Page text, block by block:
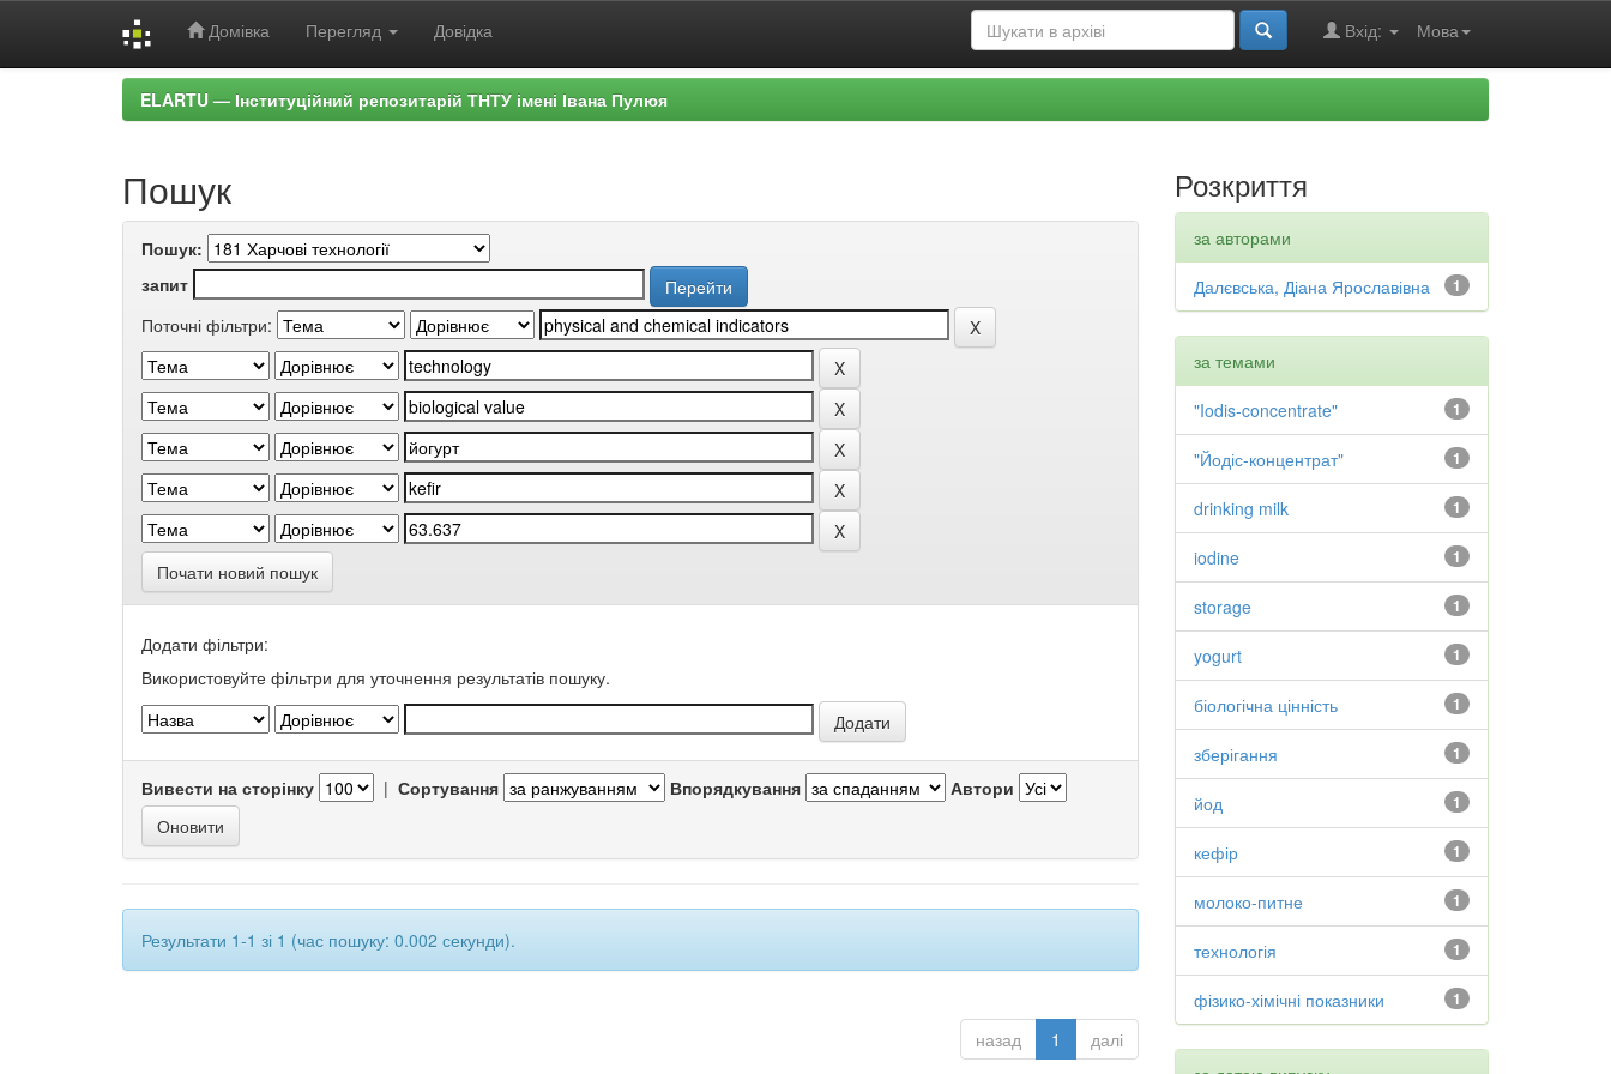
Домівка Перегляд Довідка Мова
Вхід:
ELARTU — Інституційний репозитарій ТНТУ імені Івана Пулюя
Пошук
Пошук:
запит
Поточні фільтри:
Почати новий пошук
Додати фільтри:
Використовуйте фільтри для уточнення результатів пошуку.
Вивести на сторінку | Сортування Впорядкування Автори
Результати 1-1 зі 1 (час пошуку: 0.002 секунди).
назад 1 далі
Розкриття
за авторами
1
Далєвська, Діана Ярославівна
за темами
1
"Iodis-concentrate"
1
"Йодіс-концентрат"
1
drinking milk
1
iodine
1
storage
1
yogurt
1
біологічна цінність
1
зберігання
1
йод
1
кефір
1
молоко-питне
1
технологія
1
фізико-хімічні показники